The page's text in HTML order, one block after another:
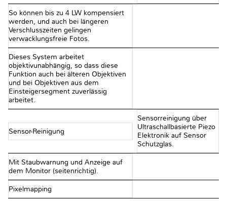
So können bis zu 4 LW kompensiert
werden, und auch bei längeren
Verschlusszeiten gelingen
verwacklungsfreie Fotos.
Dieses System arbeitet
objektivunabhängig, so dass diese
Funktion auch bei älteren Objektiven
und bei Objektiven aus dem
Einsteigersegment zuverlässig
arbeitet.
Sensor-Reinigung
Sensorreinigung über
Ultraschallbasierte Piezo
Elektronik auf Sensor
Schutzglas.
Mit Staubwarnung und Anzeige auf
dem Monitor (seitenrichtig).
Pixelmapping